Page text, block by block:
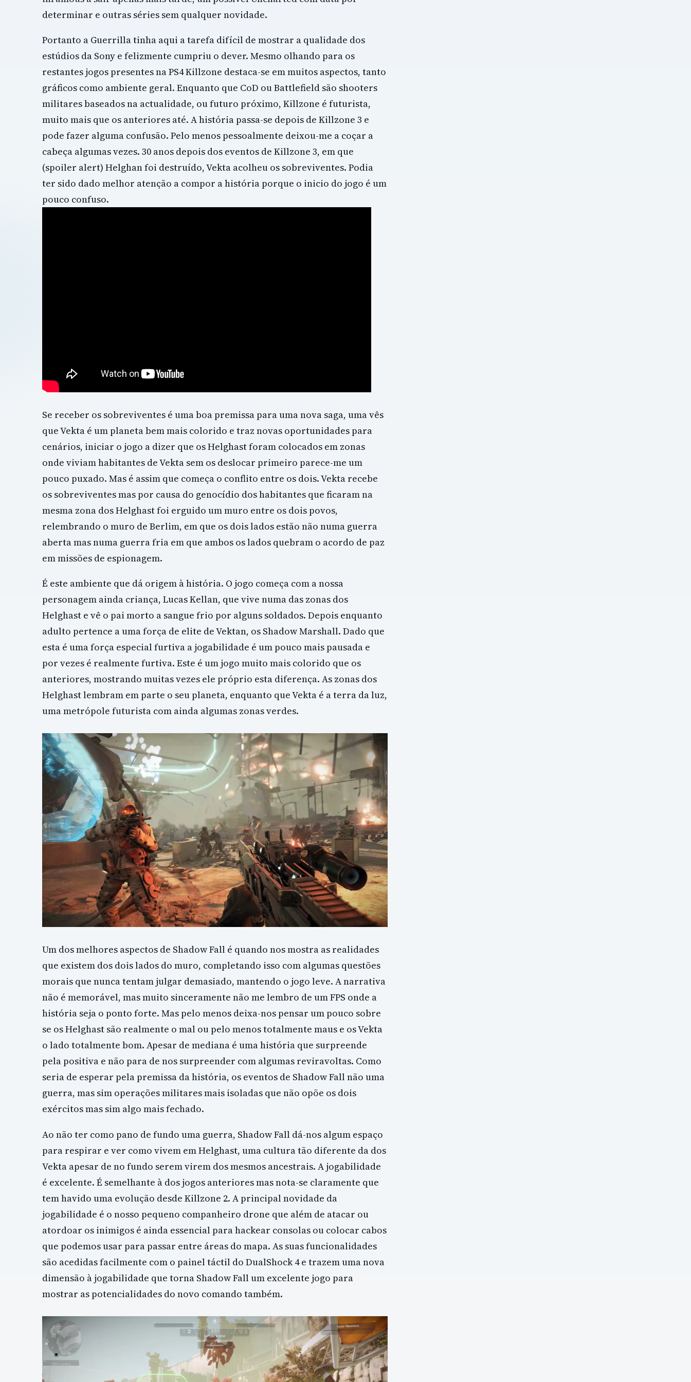
determinar e outras séries sem qualquer novidade.
Portanto a Guerrilla tinha aqui a tarefa difícil de mostrar a qualidade dos
estúdios da Sony e felizmente cumpriu o dever. Mesmo olhando para os
restantes jogos presentes na PS4 Killzone destaca-se em muitos aspectos, tanto
gráficos como ambiente geral. Enquanto que CoD ou Battlefield são shooters
militares baseados na actualidade, ou futuro próximo, Killzone é futurista,
muito mais que os anteriores até. A história passa-se depois de Killzone 3 e
pode fazer alguma confusão. Pelo menos pessoalmente deixou-me a coçar a
cabeça algumas vezes. 30 anos depois dos eventos de Killzone 3, em que
(spoiler alert) Helghan foi destruído, Vekta acolheu os sobreviventes. Podia
ter sido dado melhor atenção a compor a história porque o inicio do jogo é um
pouco confuso.
Se receber os sobreviventes é uma boa premissa para uma nova saga, uma vês
que Vekta é um planeta bem mais colorido e traz novas oportunidades para
cenários, iniciar o jogo a dizer que os Helghast foram colocados em zonas
onde viviam habitantes de Vekta sem os deslocar primeiro parece-me um
pouco puxado. Mas é assim que começa o conflito entre os dois. Vekta recebe
os sobreviventes mas por causa do genocídio dos habitantes que ficaram na
mesma zona dos Helghast foi erguido um muro entre os dois povos,
relembrando o muro de Berlim, em que os dois lados estão não numa guerra
aberta mas numa guerra fria em que ambos os lados quebram o acordo de paz
em missões de espionagem.
É este ambiente que dá origem à história. O jogo começa com a nossa
personagem ainda criança, Lucas Kellan, que vive numa das zonas dos
Helghast e vê o pai morto a sangue frio por alguns soldados. Depois enquanto
adulto pertence a uma força de elite de Vektan, os Shadow Marshall. Dado que
esta é uma força especial furtiva a jogabilidade é um pouco mais pausada e
por vezes é realmente furtiva. Este é um jogo muito mais colorido que os
anteriores, mostrando muitas vezes ele próprio esta diferença. As zonas dos
Helghast lembram em parte o seu planeta, enquanto que Vekta é a terra da luz,
uma metrópole futurista com ainda algumas zonas verdes.
Um dos melhores aspectos de Shadow Fall é quando nos mostra as realidades
que existem dos dois lados do muro, completando isso com algumas questões
morais que nunca tentam julgar demasiado, mantendo o jogo leve. A narrativa
não é memorável, mas muito sinceramente não me lembro de um FPS onde a
história seja o ponto forte. Mas pelo menos deixa-nos pensar um pouco sobre
se os Helghast são realmente o mal ou pelo menos totalmente maus e os Vekta
o lado totalmente bom. Apesar de mediana é uma história que surpreende
pela positiva e não para de nos surpreender com algumas reviravoltas. Como
seria de esperar pela premissa da história, os eventos de Shadow Fall não uma
guerra, mas sim operações militares mais isoladas que não opõe os dois
exércitos mas sim algo mais fechado.
Ao não ter como pano de fundo uma guerra, Shadow Fall dá-nos algum espaço
para respirar e ver como vivem em Helghast, uma cultura tão diferente da dos
Vekta apesar de no fundo serem virem dos mesmos ancestrais. A jogabilidade
é excelente. É semelhante à dos jogos anteriores mas nota-se claramente que
tem havido uma evolução desde Killzone 2. A principal novidade da
jogabilidade é o nosso pequeno companheiro drone que além de atacar ou
atordoar os inimigos é ainda essencial para hackear consolas ou colocar cabos
que podemos usar para passar entre áreas do mapa. As suas funcionalidades
são acedidas facilmente com o painel táctil do DualShock 4 e trazem uma nova
dimensão à jogabilidade que torna Shadow Fall um excelente jogo para
mostrar as potencialidades do novo comando também.